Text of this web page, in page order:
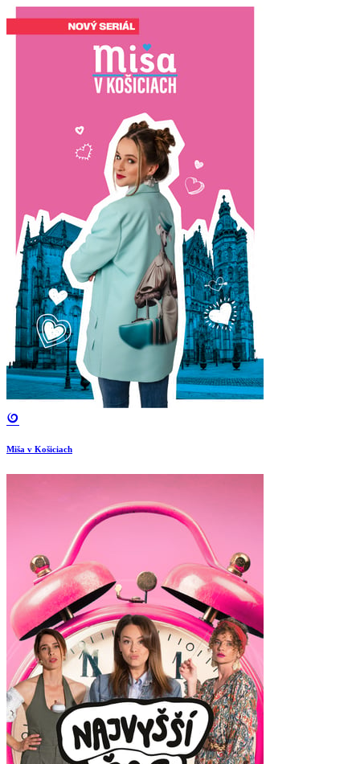
Miša v Košiciach